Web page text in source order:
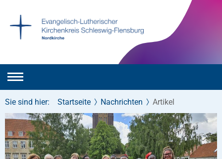
Sie sind hier: Startseite Nachrichten Artikel